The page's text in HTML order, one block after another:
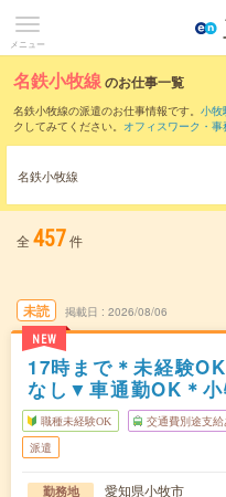
メニュー
名鉄小牧線のお仕事一覧
名鉄小牧線の派遣のお仕事情報です。 小牧
クしてみてください。 オフィスワーク・事
名鉄小牧線
全 457件
未読
NEW
掲載日 2026/08/06
17時まで＊未経験
なし▼車通勤OK＊小
職種未経験OK 交通費別途支給
派遣
勤務地
愛知県小牧市